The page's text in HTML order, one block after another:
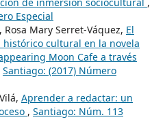
Especial
Mary Serret-Váquez, El
cultural en la novela
Moon Cafe a través
Santiago: (2017) Número
Aprender a redactar: un
, Santiago: Núm. 113